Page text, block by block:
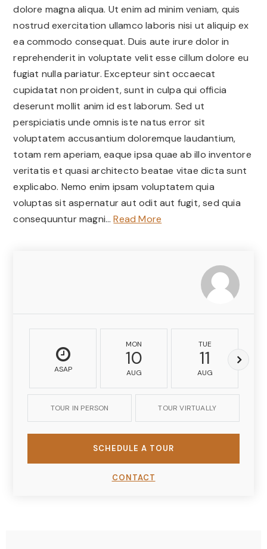
dolore magna aliqua. Ut enim ad minim veniam, quis
nostrud exercitation ullamco laboris nisi ut aliquip ex
ea commodo consequat. Duis aute irure dolor in
reprehenderit in voluptate velit esse cillum dolore eu
fugiat nulla pariatur. Excepteur sint occaecat
cupidatat non proident, sunt in culpa qui officia
deserunt mollit anim id est laborum. Sed ut
perspiciatis unde omnis iste natus error sit
voluptatem accusantium doloremque laudantium,
totam rem aperiam, eaque ipsa quae ab illo inventore
veritatis et quasi architecto beatae vitae dicta sunt
explicabo. Nemo enim ipsam voluptatem quia
voluptas sit aspernatur aut odit aut fugit, sed quia
consequuntur magni…Read More
ASAP
MON
10
AUG
TUE
11
AUG
TOUR IN PERSON TOUR VIRTUALLY
SCHEDULE A TOUR
CONTACT